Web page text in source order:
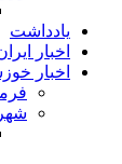
یادداشت
اخبار
اخبار